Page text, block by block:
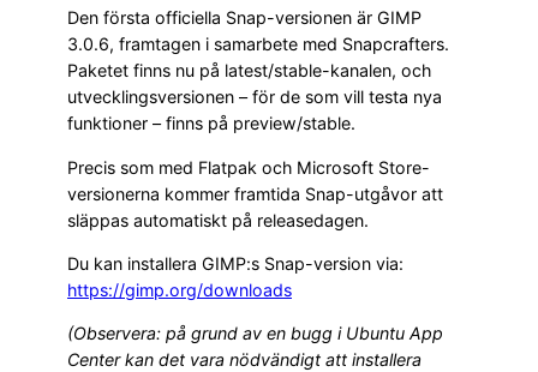
Den första officiella Snap-versionen är GIMP
3.0.6, framtagen i samarbete med Snapcrafters.
Paketet finns nu på latest/stable-kanalen, och
utvecklingsversionen – för de som vill testa nya
funktioner – finns på preview/stable.
Precis som med Flatpak och Microsoft Store-
versionerna kommer framtida Snap-utgåvor att
släppas automatiskt på releasedagen.
Du kan installera GIMP:s Snap-version via:
https://gimp.org/downloads
(Observera: på grund av en bugg i Ubuntu App
Center kan det vara nödvändigt att installera